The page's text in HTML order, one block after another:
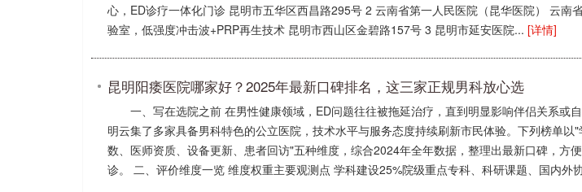
心，ED诊疗一体化门诊 昆明市五华区西昌路295号 2 云南省第一人民医院（昆华医院） 云南
验室，低强度冲击波+PRP再生技术 昆明市西山区金碧路157号 3 昆明市延安医院... [详情]
昆明阳痿医院哪家好？2025年最新口碑排名，这三家正规男科放心选
一、写在选院之前 在男性健康领域，ED问题往往被拖延治疗，直到明显影响伴侣关系或
明云集了多家具备男科特色的公立医院，技术水平与服务态度持续刷新市民体验。下列榜单以"
数、医师资质、设备更新、患者回访"五种维度，综合2024年全年数据，整理出最新口碑，方
诊。 二、评价维度一览 维度权重主要观测点 学科建设25%院级重点专科、科研课题、国内外